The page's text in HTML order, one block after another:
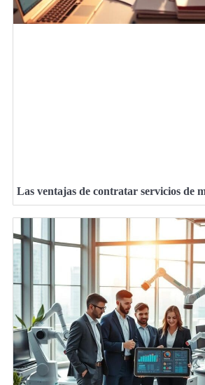
Las ventajas de contratar servicios de